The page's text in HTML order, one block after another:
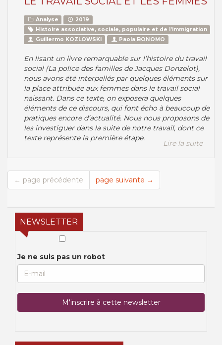
Analyse
2019
Histoire associative, sociale, populaire et de l’immigration
Guillermo KOZLOWSKI
Paola BONOMO
En lisant un livre remarquable sur l’histoire du travail
social (La police des familles de Jacques Donzelot),
nous avons été interpellés par quelques éléments sur
la place attribuée aux femmes dans le travail social
naissant. Dans ce texte, on exposera quelques
éléments de ce discours, qui font écho à beaucoup de
pratiques encore d’actualité. Nous nous proposons de
les investiguer dans la suite de notre travail, dont ce
texte représente la première étape.
Lire la suite
← page précédente page suivante →
NEWSLETTER
Je ne suis pas un robot